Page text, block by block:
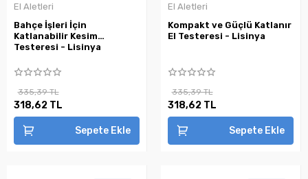
El Aletleri
Bahçe İşleri İçin
Katlanabilir Kesim
Testeresi - Lisinya
335,39 TL
318,62 TL
Sepete Ekle
El Aletleri
Kompakt ve Güçlü Katlanır
El Testeresi - Lisinya
335,39 TL
318,62 TL
Sepete Ekle